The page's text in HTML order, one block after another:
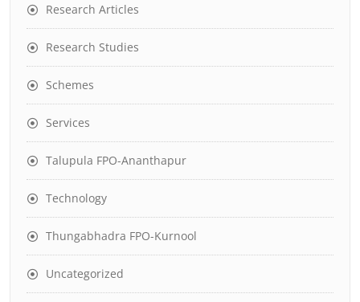
Research Articles
Research Studies
Schemes
Services
Talupula FPO-Ananthapur
Technology
Thungabhadra FPO-Kurnool
Uncategorized